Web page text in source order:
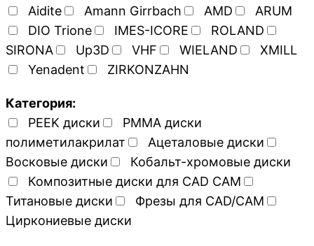
Aidite
Amann Girrbach AMD
ARUM
DIO Trione
IMES-ICORE
ROLAND
SIRONA
Up3D VHF WIELAND
XMILL
Yenadent
ZIRKONZAHN
Категория:
PEEK диски
PMMA диски
полиметилакрилат
Ацеталовые диски
Восковые диски
Кобальт-хромовые диски
Композитные диски для CAD CAM
Титановые диски
Фрезы для CAD/CAM
Циркониевые диски